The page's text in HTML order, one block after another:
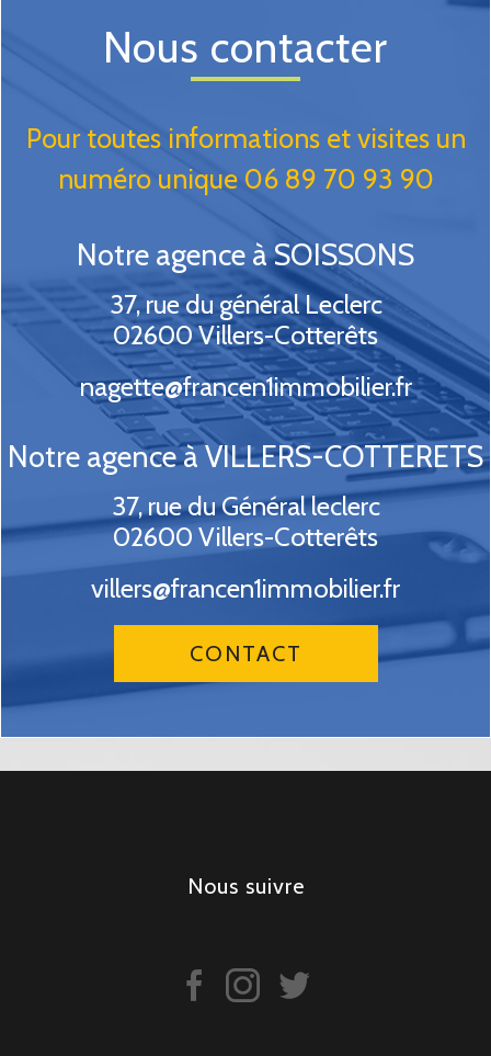
Nous contacter
Pour toutes informations et visites un
numéro unique 06 89 70 93 90
Notre agence à SOISSONS
37, rue du général Leclerc
02600Villers-Cotterêts
nagette@francen1immobilier.fr
Notre agence à VILLERS-COTTERETS
37, rue du Général leclerc
02600 Villers-Cotterêts
villers@francen1immobilier.fr
CONTACT
Nous suivre